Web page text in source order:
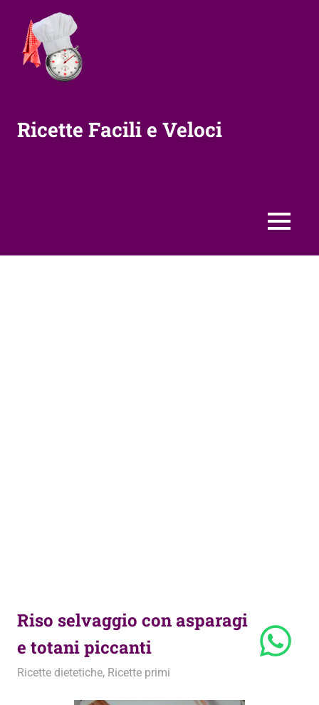
contenuto
Ricette Facili e Veloci
MENU
Riso selvaggio con asparagi
e totani piccanti
12 Ottobre 2010
admin
Ricette dietetiche, Ricette primi